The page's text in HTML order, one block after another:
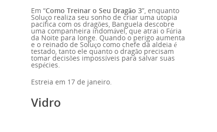
Em “Como Treinar o Seu Dragão 3”, enquanto
Soluço realiza seu sonho de criar uma utopia
pacífica com os dragões, Banguela descobre
uma companheira indomável, que atrai o Fúria
da Noite para longe. Quando o perigo aumenta
e o reinado de Soluço como chefe da aldeia é
testado, tanto ele quanto o dragão precisam
tomar decisões impossíveis para salvar suas
espécies.
Estreia em 17 de janeiro.
Vidro